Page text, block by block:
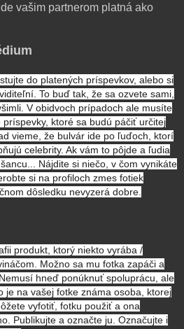
vašim partnerom platná ako
do platených príspevkov, alebo si
To buď tak, že sa ozvete sami,
V obidvoch prípadoch ale musíte
ktoré sa budú páčiť určitej
vieme, že bulvár ide po ľuďoch, ktorí
celebrity. Ak vám to pôjde a ľudia
Nájdite si niečo, v čom vynikáte
si na profiloch zmes fotiek
dôsledku nevyzerá dobre.
produkt, ktorý niekto vyrába /
Možno sa mu fotka zapáči a
hneď ponúknuť spoluprácu, ale
je na vašej fotke známa osoba, ktorej
vyfotiť, fotku použiť a ona
Publikujte a označte ju. Označujte i